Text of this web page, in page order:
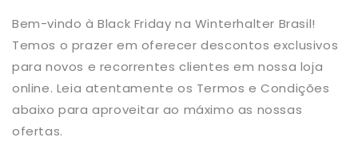
Bem-vindo à Black Friday na Winterhalter Brasil!
Temos o prazer em oferecer descontos exclusivos
para novos e recorrentes clientes em nossa loja
online. Leia atentamente os Termos e Condições
abaixo para aproveitar ao máximo as nossas
ofertas.